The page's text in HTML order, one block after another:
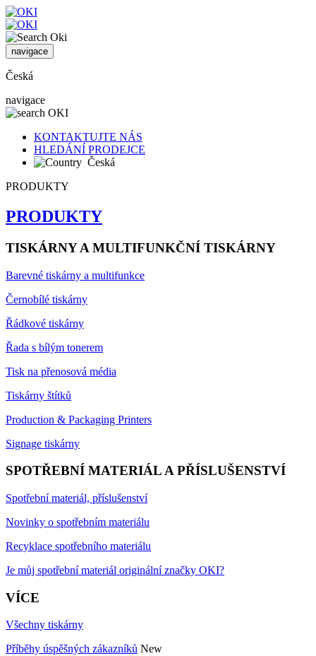
navigace
Česká
navigace
KONTAKTUJTE NÁS
HLEDÁNÍ PRODEJCE
Česká
PRODUKTY
PRODUKTY
TISKÁRNY A MULTIFUNKČNÍ TISKÁRNY
Barevné tiskárny a multifunkce
Černobílé tiskárny
Řádkové tiskárny
Řada s bílým tonerem
Tisk na přenosová média
Tiskárny štítků
Production & Packaging Printers
Signage tiskárny
SPOTŘEBNÍ MATERIÁL A PŘÍSLUŠENSTVÍ
Spotřební materiál, příslušenství
Novinky o spotřebním materiálu
Recyklace spotřebního materiálu
Je můj spotřební materiál originální značky OKI?
VÍCE
Všechny tiskárny
Příběhy úspěšných zákazníků New